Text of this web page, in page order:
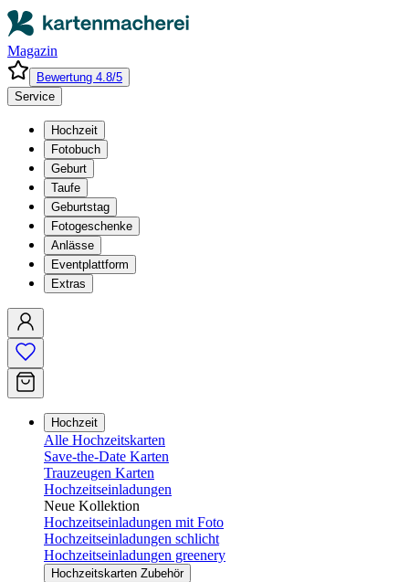
Magazin
Bewertung 4.8/5
Service
Hochzeit
Fotobuch
Geburt
Taufe
Geburtstag
Fotogeschenke
Anlässe
Eventplattform
Extras
Hochzeit
Alle Hochzeitskarten
Save-the-Date Karten
Trauzeugen Karten
Hochzeitseinladungen
Neue Kollektion
Hochzeitseinladungen mit Foto
Hochzeitseinladungen schlicht
Hochzeitseinladungen greenery
Hochzeitskarten Zubehör